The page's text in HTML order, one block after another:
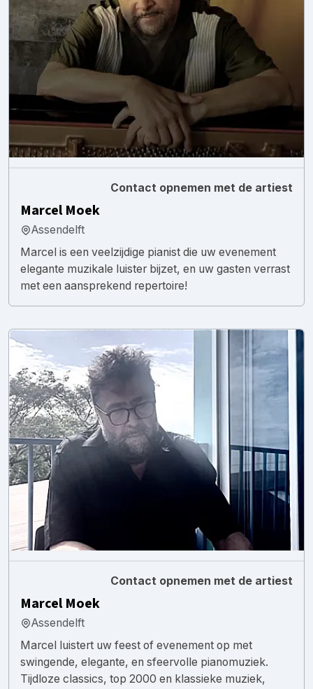
Contact opnemen met de artiest
Marcel Moek
Assendelft
Marcel is een veelzijdige pianist die uw evenement
elegante muzikale luister bijzet, en uw gasten verrast
met een aansprekend repertoire!
Contact opnemen met de artiest
Marcel Moek
Assendelft
Marcel luistert uw feest of evenement op met
swingende, elegante, en sfeervolle pianomuziek.
Tijdloze classics, top 2000 en klassieke muziek,